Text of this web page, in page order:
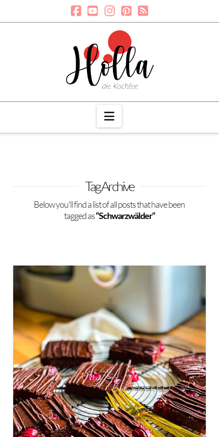
Navigation
Tag Archive
Below you'll find a list of all posts that have been
tagged as“Schwarzwälder”